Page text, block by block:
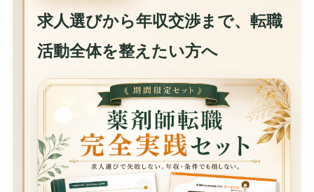
求人選びから年収交渉まで、転職
活動全体を整えたい方へ